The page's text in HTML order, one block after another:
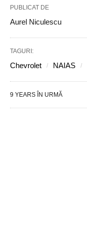
PUBLICAT DE
Aurel Niculescu
TAGURI:
Chevrolet NAIAS
9 YEARS ÎN URMĂ